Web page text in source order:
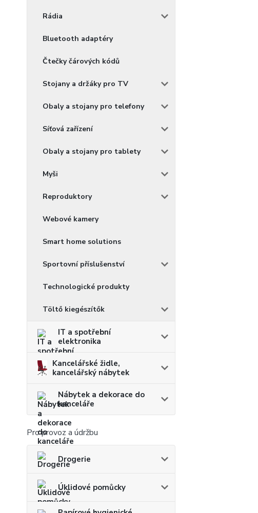
Rádia
Bluetooth adaptéry
Čtečky čárových kódů
Stojany a držáky pro TV
Obaly a stojany pro telefony
Síťová zařízení
Obaly a stojany pro tablety
Myši
Reproduktory
Webové kamery
Smart home solutions
Sportovní příslušenství
Technologické produkty
Töltő kiegészítők
IT a spotřební
elektronika
Kancelářské židle,
kancelářský nábytek
Nábytek a dekorace do
kanceláře
Pro provoz a údržbu
Drogerie
Úklidové pomůcky